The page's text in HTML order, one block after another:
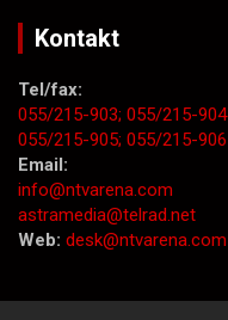
Kontakt
Tel/fax:
055/215-903; 055/215-904
055/215-905; 055/215-906
Email:
info@ntvarena.com
astramedia@telrad.net
Web: desk@ntvarena.com